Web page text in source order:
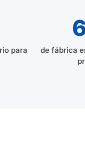
para
de fábrica